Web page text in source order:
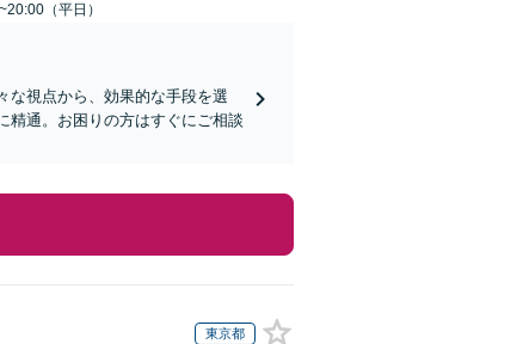
（平日）
な視点から、効果的な手段を選
精通。お困りの方はすぐにご相談
東京都